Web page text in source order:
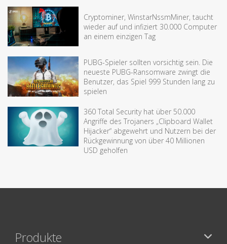
Cryptominer, WinstarNssmMiner, taucht
wieder auf und infiziert 30.000 Computer
an einem einzigen Tag
PUBG-Spieler sollten vorsichtig sein. Die
neueste PUBG-Ransomware zwingt die
Benutzer, das Spiel 999 Stunden lang zu
spielen
360 Total Security hat über 50.000
Angriffe des Trojaners „Clipboard Wallet
Hijacker“ abgewehrt und Nutzern bei der
Rückgewinnung von über 40 Millionen
USD geholfen
Produkte